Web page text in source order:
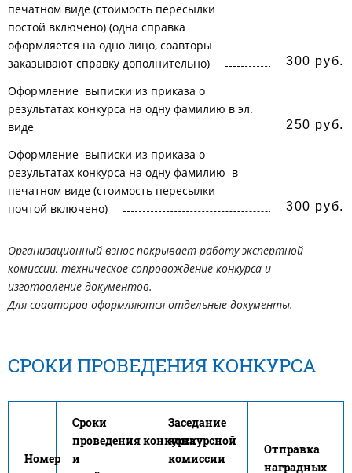
печатном виде (стоимость пересылки
постой включено) (одна справка
оформляется на одно лицо, соавторы
заказывают справку дополнительно)
300 руб.
Оформление выписки из приказа о
результатах конкурса на одну фамилию в эл.
виде
250 руб.
Оформление выписки из приказа о
результатах конкурса на одну фамилию в
печатном виде (стоимость пересылки
почтой включено)
300 руб.
Организационный взнос покрывает работу экспертной
комиссии, техническое сопровождение конкурса и
изготовление документов.
Для соавторов оформляются отдельные документы.
СРОКИ ПРОВЕДЕНИЯ КОНКУРСА
Номер
Сроки
проведения конкурса
и
Заседание
конкурсной
комиссии
Отправка
наградных